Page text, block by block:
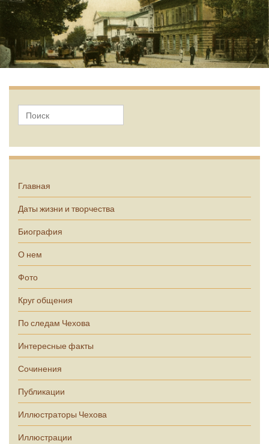
Главная
Даты жизни и творчества
Биография
О нем
Фото
Круг общения
По следам Чехова
Интересные факты
Сочинения
Публикации
Иллюстраторы Чехова
Иллюстрации